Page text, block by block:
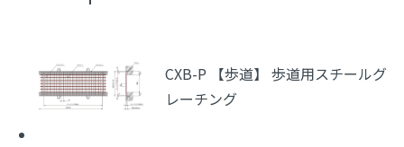
CXB-P 【歩道】 歩道用スチールグ
レーチング